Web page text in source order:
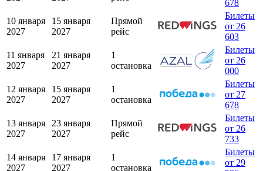
678
10 января
2027
15 января
2027
Прямой
рейс
Билеты
от 26
603
11 января
2027
21 января
2027
1
остановка
Билеты
от 26
000
12 января
2027
15 января
2027
1
остановка
Билеты
от 27
678
13 января
2027
23 января
2027
Прямой
рейс
Билеты
от 26
733
14 января
2027
17 января
2027
1
остановка
Билеты
от 29